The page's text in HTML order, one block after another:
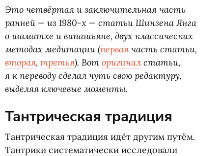
Это четвёртая и заключительная часть
ранней — из 1980-х — статьи Шинзена Янга
о шаматхе и випашьяне, двух классических
методах медитации (первая часть статьи,
вторая, третья). Вот оригинал статьи,
я к переводу сделал чуть свою редактуру,
выделяя ключевые моменты.
Тантрическая традиция
Тантрическая традиция идёт другим путём.
Тантрики систематически исследовали